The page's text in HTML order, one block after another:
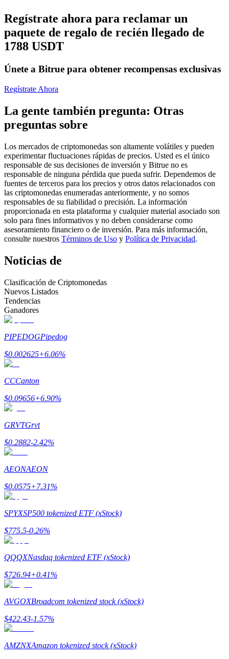
Copiar Trading
Únete a los mejores traders
Conviértete en un Trader de Copia
Disfruta del reparto de beneficios y comisiones de copy trading
Información
Análisis de big data que incluye información comercial, etc.
Aprenda cómo mantenerse rentable
Regístrate ahora para reclamar un
paquete de regalo de recién llegado de
1788 USDT
Únete a Bitrue para obtener recompensas exclusivas
Regístrate Ahora
La gente también pregunta: Otras
preguntas sobre
Los mercados de criptomonedas son altamente volátiles y pueden
experimentar fluctuaciones rápidas de precios. Usted es el único
responsable de sus decisiones de inversión y Bitrue no es
responsable de ninguna pérdida que pueda sufrir. Dependemos de
fuentes de terceros para los precios y otros datos relacionados con
las criptomonedas enumeradas anteriormente, y no somos
responsables de su fiabilidad o precisión. La información
proporcionada en esta plataforma y cualquier material asociado son
solo para fines informativos y no deben considerarse como
asesoramiento financiero o de inversión. Para más información,
consulte nuestros Términos de Uso y Política de Privacidad.
Noticias de
Clasificación de Criptomonedas
Nuevos Listados
Tendencias
Ganadores
PIPEDOGPipedog
$0.002625+6.06%
CCCanton
$0.09656+6.90%
GRVTGrvt
$0.2882-2.42%
AEONAEON
$0.0575+7.31%
SPYXSP500 tokenized ETF (xStock)
$775.5-0.26%
QQQXNasdaq tokenized ETF (xStock)
$726.94+0.41%
AVGOXBroadcom tokenized stock (xStock)
$422.43-1.57%
AMZNXAmazon tokenized stock (xStock)